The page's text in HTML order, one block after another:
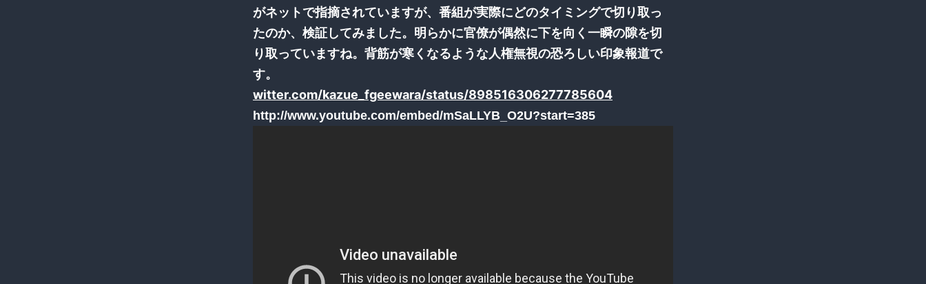
がネットで指摘されていますが、番組が実際にどのタイミングで切り取っ
たのか、検証してみました。明らかに官僚が偶然に下を向く一瞬の隙を切
り取っていますね。背筋が寒くなるような人権無視の恐ろしい印象報道で
す。
witter.com/kazue_fgeewara/status/898516306277785604
http://www.youtube.com/embed/mSaLLYB_O2U?start=385